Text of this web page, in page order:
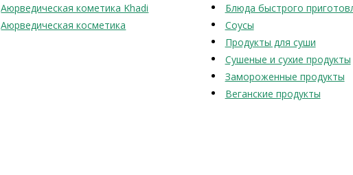
Аюрведическая кометика Khadi
Аюрведическая косметика
Блюда быстрого
Соусы
Продукты для суши
Сушеные и сухие продукты
Замороженные продукты
Веганские продукты